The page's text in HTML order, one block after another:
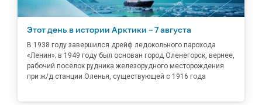
Этот день в истории Арктики – 7 августа
В 1938 году завершился дрейф ледокольного парохода
«Ленин»; в 1949 году был основан город Оленегорск, вернее,
рабочий поселок рудника железорудного месторождения
при ж/д станции Оленья, существующей с 1916 года